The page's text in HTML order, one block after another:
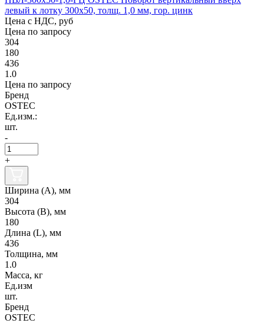
левый к лотку 300х50, толщ. 1,0 мм, гор. цинк
Цена с НДС, руб
Цена по запросу
304
180
436
1.0
Цена по запросу
Бренд
OSTEC
Ед.изм.:
шт.
-
+
Ширина (А), мм
304
Высота (В), мм
180
Длина (L), мм
436
Толщина, мм
1.0
Масса, кг
Ед.изм
шт.
Бренд
OSTEC